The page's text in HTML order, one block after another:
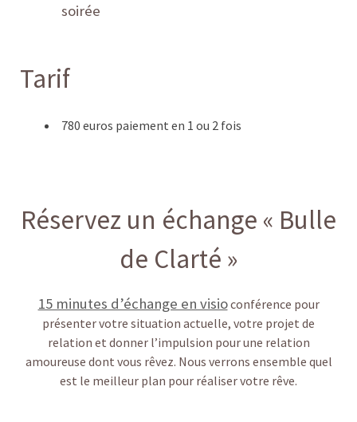
soirée
Tarif
780 euros paiement en 1 ou 2 fois
Réservez un échange « Bulle
de Clarté »
15 minutes d’échange en visioconférence pour
présenter votre situation actuelle, votre projet de
relation et donner l’impulsion pour une relation
amoureuse dont vous rêvez. Nous verrons ensemble quel
est le meilleur plan pour réaliser votre rêve.